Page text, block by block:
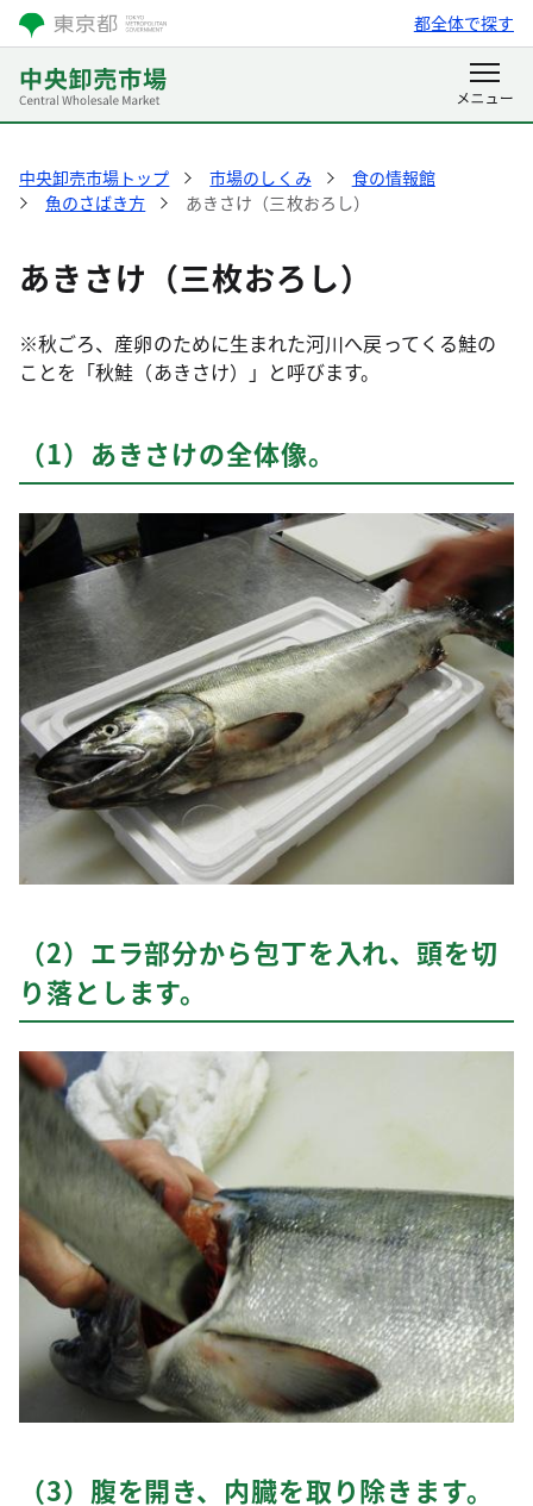
都全体で探す
中央卸売市場トップ 市場のしくみ
食の情報館
魚のさばき方
あきさけ（三枚おろし）
あきさけ（三枚おろし）
※秋ごろ、産卵のために生まれた河川へ戻ってくる鮭の
ことを「秋鮭（あきさけ）」と呼びます。
（1）あきさけの全体像。
（2）エラ部分から包丁を入れ、頭を切
り落とします。
（3）腹を開き、内臓を取り除きます。